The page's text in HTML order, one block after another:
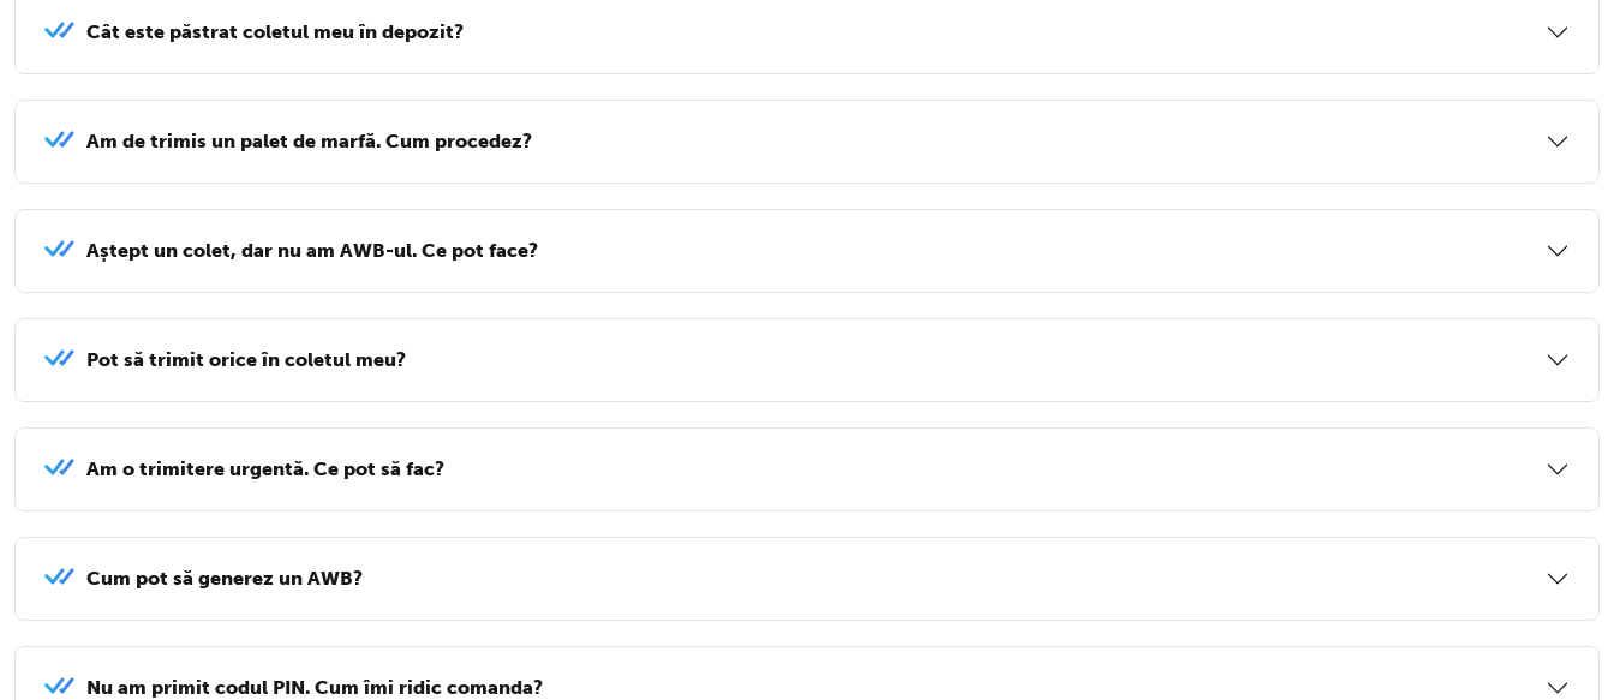
Cât este păstrat coletul meu în depozit?
Am de trimis un palet de marfă. Cum procedez?
Aștept un colet, dar nu am AWB-ul. Ce pot face?
Pot să trimit orice în coletul meu?
Am o trimitere urgentă. Ce pot să fac?
Cum pot să generez un AWB?
Nu am primit codul PIN. Cum îmi ridic comanda?